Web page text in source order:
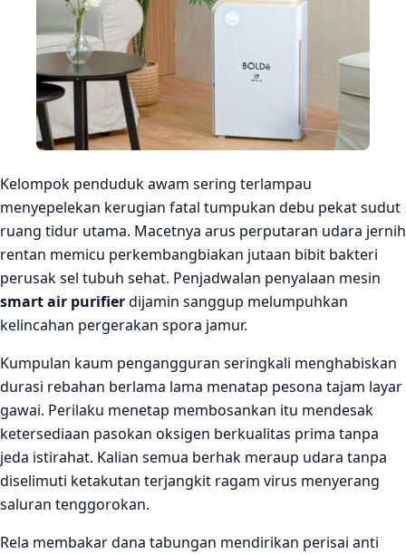
Kelompok penduduk awam sering terlampau
menyepelekan kerugian fatal tumpukan debu pekat sudut
ruang tidur utama. Macetnya arus perputaran udara jernih
rentan memicu perkembangbiakan jutaan bibit bakteri
perusak sel tubuh sehat. Penjadwalan penyalaan mesin
smart air purifierdijamin sanggup melumpuhkan
kelincahan pergerakan spora jamur.
Kumpulan kaum pengangguran seringkali menghabiskan
durasi rebahan berlama lama menatap pesona tajam layar
gawai. Perilaku menetap membosankan itu mendesak
ketersediaan pasokan oksigen berkualitas prima tanpa
jeda istirahat. Kalian semua berhak meraup udara tanpa
diselimuti ketakutan terjangkit ragam virus menyerang
saluran tenggorokan.
Rela membakar dana tabungan mendirikan perisai anti